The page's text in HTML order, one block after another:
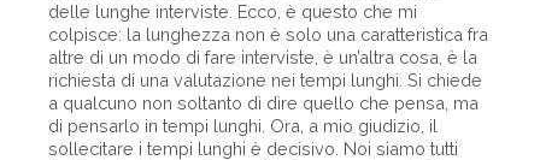
delle lunghe interviste. Ecco, è questo che mi
colpisce: la lunghezza non è solo una caratteristica fra
altre di un modo di fare interviste, è un’altra cosa, è la
richiesta di una valutazione nei tempi lunghi. Si chiede
a qualcuno non soltanto di dire quello che pensa, ma
di pensarlo in tempi lunghi. Ora, a mio giudizio, il
sollecitare i tempi lunghi è decisivo. Noi siamo tutti